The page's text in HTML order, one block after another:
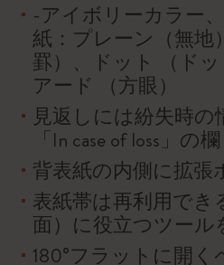
-アイボリーカラー
紙：プレーン（無地
罫）、ドット （ド
アード （方眼）
見返しには紛失時の
「In case of loss」の欄
背表紙の内側に拡張
表紙帯は再利用でき
面）に役立つツール
180°フラットに開く